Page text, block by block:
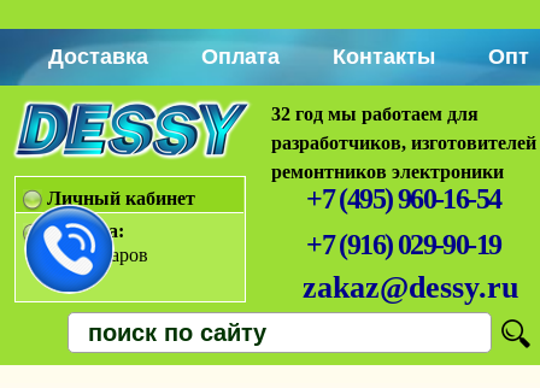
Доставка Оплата Контакты Опт
32 год мы работаем для
разработчиков,
ремонтников электроники
+7 (495) 960-16-54
+7 (916) 029-90-19
zakaz@dessy.ru
Личный кабинет
Корзина:
Нет товаров